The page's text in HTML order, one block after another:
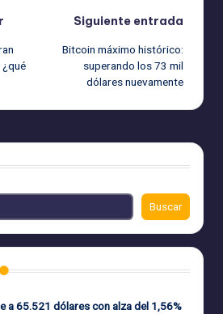
Siguiente entrada
Bitcoin máximo histórico:
superando los 73 mil
dólares nuevamente
Buscar
a 65.521 dólares con alza del 1,56%